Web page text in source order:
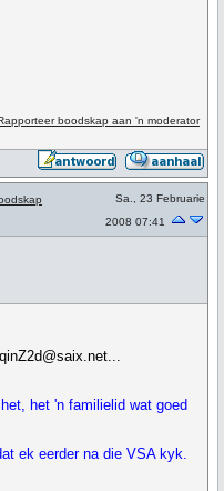
boodskap aan 'n moderator
Sa., 23 Februarie
2008 07:41
het 'n familielid wat goed
ek eerder na die VSA kyk.